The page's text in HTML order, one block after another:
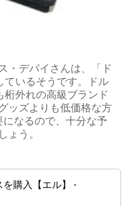
・デパイさんは、「ド
ているそうです。ドル
外れの高級ブランド
ッズよりも低価格な方
なるので、十分な予
ょう。
を購入【エル】 -